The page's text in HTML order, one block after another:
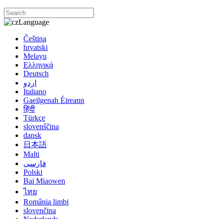
Language
Čeština
hrvatski
Melayu
Ελληνικά
Deutsch
اردو
Italiano
Gaeilgenah Éireann
हिंदी
Türkçe
slovenščina
dansk
日本語
Malti
فارسی
Polski
Bai Miaowen
ไทย
România limbi
slovenčina